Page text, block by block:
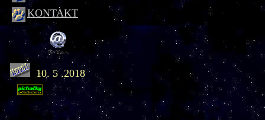
KONTAKT
10. 5 .2018